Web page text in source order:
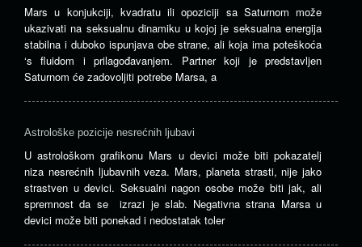
Mars u konjukciji, kvadratu ili opoziciji sa Saturnom može
ukazivati ​​na seksualnu dinamiku u kojoj je seksualna energija
stabilna i duboko ispunjava obe strane, ali koja ima poteškoća
‘s fluidom i prilagođavanjem. Partner koji je predstavljen
Saturnom će zadovoljiti potrebe Marsa, a
Astrološke pozicije nesrećnih ljubavi
U astrološkom grafikonu Mars u devici može biti pokazatelj
niza nesrećnih ljubavnih veza. Mars, planeta strasti, nije jako
strastven u devici. Seksualni nagon osobe može biti jak, ali
spremnost da se izrazi je slab. Negativna strana Marsa u
devici može biti ponekad i nedostatak toler